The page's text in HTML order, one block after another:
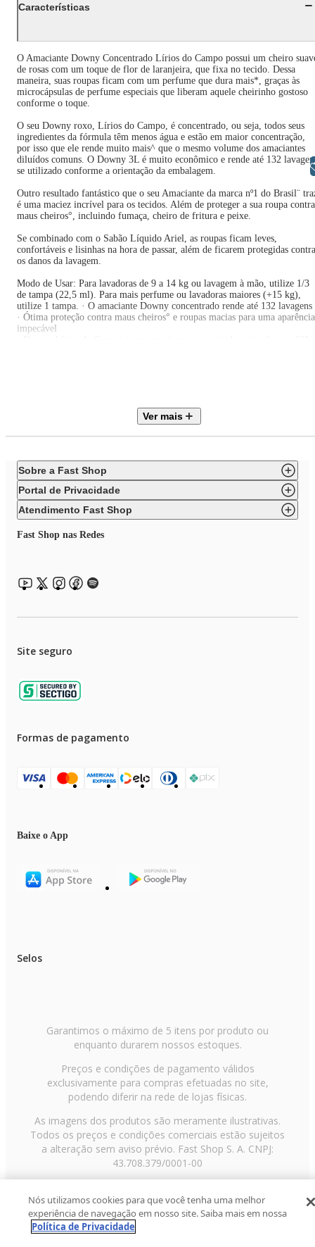
Características
O Amaciante Downy Concentrado Lírios do Campo possui um cheiro
de rosas com um toque de flor de laranjeira, que fixa no tecido. Dessa
maneira, suas roupas ficam com um perfume que dura mais*, graças às
microcápsulas de perfume especiais que liberam aquele cheirinho gostoso
conforme o toque.
O seu Downy roxo, Lírios do Campo, é concentrado, ou seja, todos seus
ingredientes da fórmula têm menos água e estão em maior concentração,
por isso que ele rende muito mais^ que o mesmo volume dos amaciantes
diluídos comuns. O Downy 3L é muito econômico e rende até 132
se utilizado conforme a orientação da embalagem.
Outro resultado fantástico que o seu Amaciante da marca nº1 do Brasil¨
é uma maciez incrível para os tecidos. Além de proteger a sua roupa contra
maus cheiros°, incluindo fumaça, cheiro de fritura e peixe.
Se combinado com o Sabão Líquido Ariel, as roupas ficam leves,
confortáveis e lisinhas na hora de passar, além de ficarem protegidas contra
os danos da lavagem.
Modo de Usar: Para lavadoras de 9 a 14 kg ou lavagem à mão, utilize 1/3
de tampa (22,5 ml). Para mais perfume ou lavadoras maiores (+15 kg),
utilize 1 tampa. · O amaciante Downy concentrado rende até 132 lavagens
· Ótima proteção contra maus cheiros° e roupas macias para uma aparência
impecável
° Baseado em provas realizadas com conjunto de odores representativos.
¨ Baseado em dados Nielsen Brasil, para o ano de 2021
Ver mais
Sobre a Fast Shop
Portal de Privacidade
Atendimento Fast Shop
Fast Shop nas Redes
Site seguro
Formas de pagamento
Baixe o App
Selos
Garantimos o máximo de 5 itens por produto ou
enquanto durarem nossos estoques.
Preços e condições de pagamento válidos
exclusivamente para compras efetuadas no site,
podendo diferir na rede de lojas físicas.
As imagens dos produtos são meramente ilustrativas.
Todos os preços e condições comerciais estão sujeitos
a alteração sem aviso prévio. Fast Shop S. A. CNPJ:
43.708.379/0001-00
Paulo/SP, CEP 02029-001, Telefone: 11 3003-3728 ©
2013 Fast Shop - Todos os direitos reservadosRF
Nós utilizamos cookies para que você tenha uma melhor
experiência de navegação em nosso site. Saiba mais em nossa
Política de Privacidade
Libras